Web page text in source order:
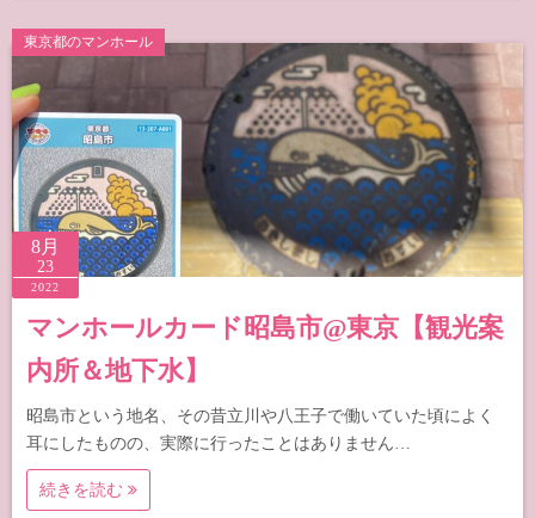
東京都のマンホール
8月
23
2022
マンホールカード昭島市@東京【観光案
内所＆地下水】
昭島市という地名、その昔立川や八王子で働いていた頃によく
耳にしたものの、実際に行ったことはありません…
続きを読む